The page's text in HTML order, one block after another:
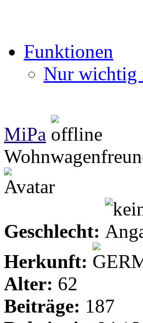
Funktionen
Nur wichtig
MiPa
Geschlecht:
Herkunft:
Alter: 62
Beiträge: 187